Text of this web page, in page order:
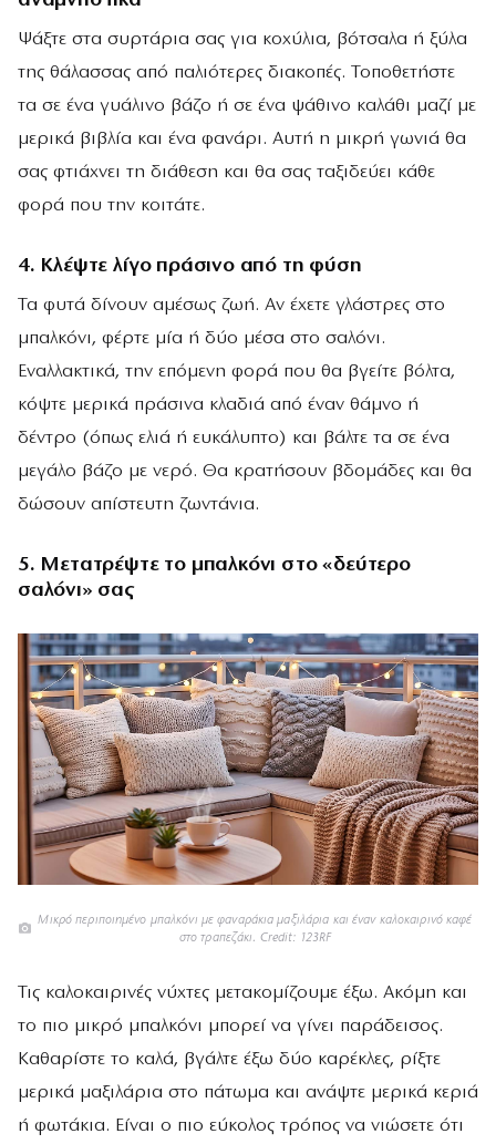
Ψάξτε στα συρτάρια σας για κοχύλια, βότσαλα ή ξύλα
της θάλασσας από παλιότερες διακοπές. Τοποθετήστε
τα σε ένα γυάλινο βάζο ή σε ένα ψάθινο καλάθι μαζί με
μερικά βιβλία και ένα φανάρι. Αυτή η μικρή γωνιά θα
σας φτιάχνει τη διάθεση και θα σας ταξιδεύει κάθε
φορά που την κοιτάτε.
4. Κλέψτε λίγο πράσινο από τη φύση
Τα φυτά δίνουν αμέσως ζωή. Αν έχετε γλάστρες στο
μπαλκόνι, φέρτε μία ή δύο μέσα στο σαλόνι.
Εναλλακτικά, την επόμενη φορά που θα βγείτε βόλτα,
κόψτε μερικά πράσινα κλαδιά από έναν θάμνο ή
δέντρο (όπως ελιά ή ευκάλυπτο) και βάλτε τα σε ένα
μεγάλο βάζο με νερό. Θα κρατήσουν βδομάδες και θα
δώσουν απίστευτη ζωντάνια.
5. Μετατρέψτε το μπαλκόνι στο «δεύτερο
σαλόνι» σας
Μικρό περιποιημένο μπαλκόνι με φαναράκια μαξιλάρια και έναν καλοκαιρινό καφέ
στο τραπεζάκι. Credit: 123RF
Τις καλοκαιρινές νύχτες μετακομίζουμε έξω. Ακόμη και
το πιο μικρό μπαλκόνι μπορεί να γίνει παράδεισος.
Καθαρίστε το καλά, βγάλτε έξω δύο καρέκλες, ρίξτε
μερικά μαξιλάρια στο πάτωμα και ανάψτε μερικά κεριά
ή φωτάκια. Είναι ο πιο εύκολος τρόπος να νιώσετε ότι